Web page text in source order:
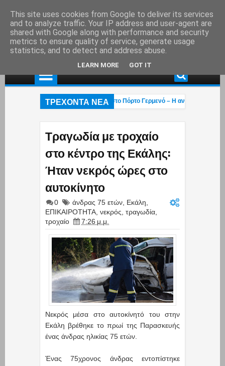
ΤΡΕΧΟΝΤΑ ΝΕΑ
Στάχτη το εξοχικό του ηθοποιού στο Πόρτο Γερμενό – Η ανάρτηση του
Τραγωδία με τροχαίο
στο κέντρο της Εκάλης:
Ήταν νεκρός ώρες στο
αυτοκίνητο
0 άνδρας 75 ετών Εκάλη
ΕΠΙΚΑΙΡΟΤΗΤΑ νεκρός τραγωδία
τροχαίο
7:26 μ.μ.
Νεκρός μέσα στο αυτοκίνητό του στην
Εκάλη βρέθηκε το πρωί της Παρασκευής
ένας άνδρας ηλικίας 75 ετών.
Ένας 75χρονος άνδρας εντοπίστηκε
This site uses cookies from Google to deliver its services
and to analyze traffic. Your IP address and user-agent are
shared with Google along with performance and security
metrics to ensure quality of service, generate usage
statistics, and to detect and address abuse.
LEARN MORE GOT IT